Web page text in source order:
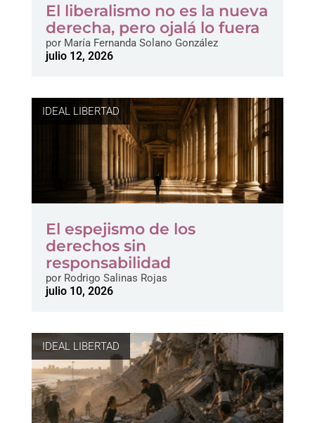
El liberalismo no es la nueva
derecha, pero ojalá lo fuera
porMaría Fernanda Solano González
julio 12, 2026
IDEAL LIBERTAD
El espejismo de los
derechos sin
responsabilidad
porRodrigo Salinas Rojas
julio 10, 2026
IDEAL LIBERTAD